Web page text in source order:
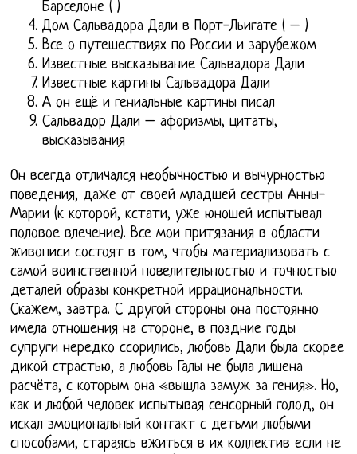
Барселоне ( )
Дом Сальвадора Дали в Порт-Льигате ( – )
Все о путешествиях по России и зарубежом
Известные высказывание Сальвадора Дали
Известные картины Сальвадора Дали
А он ещё и гениальные картины писал
Сальвадор Дали – афоризмы, цитаты,
высказывания
Он всегда отличался необычностью и вычурностью
поведения, даже от своей младшей сестры Анны-
Марии (к которой, кстати, уже юношей испытывал
половое влечение). Все мои притязания в области
живописи состоят в том, чтобы материализовать с
самой воинственной повелительностью и точностью
деталей образы конкретной иррациональности.
Скажем, завтра. С другой стороны она постоянно
имела отношения на стороне, в поздние годы
супруги нередко ссорились, любовь Дали была скорее
дикой страстью, а любовь Галы не была лишена
расчёта, с которым она «вышла замуж за гения». Но,
как и любой человек испытывая сенсорный голод, он
искал эмоциональный контакт с детьми любыми
способами, стараясь вжиться в их коллектив если не